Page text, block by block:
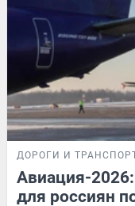
ДОРОГИ И
Авиация-
для россиян